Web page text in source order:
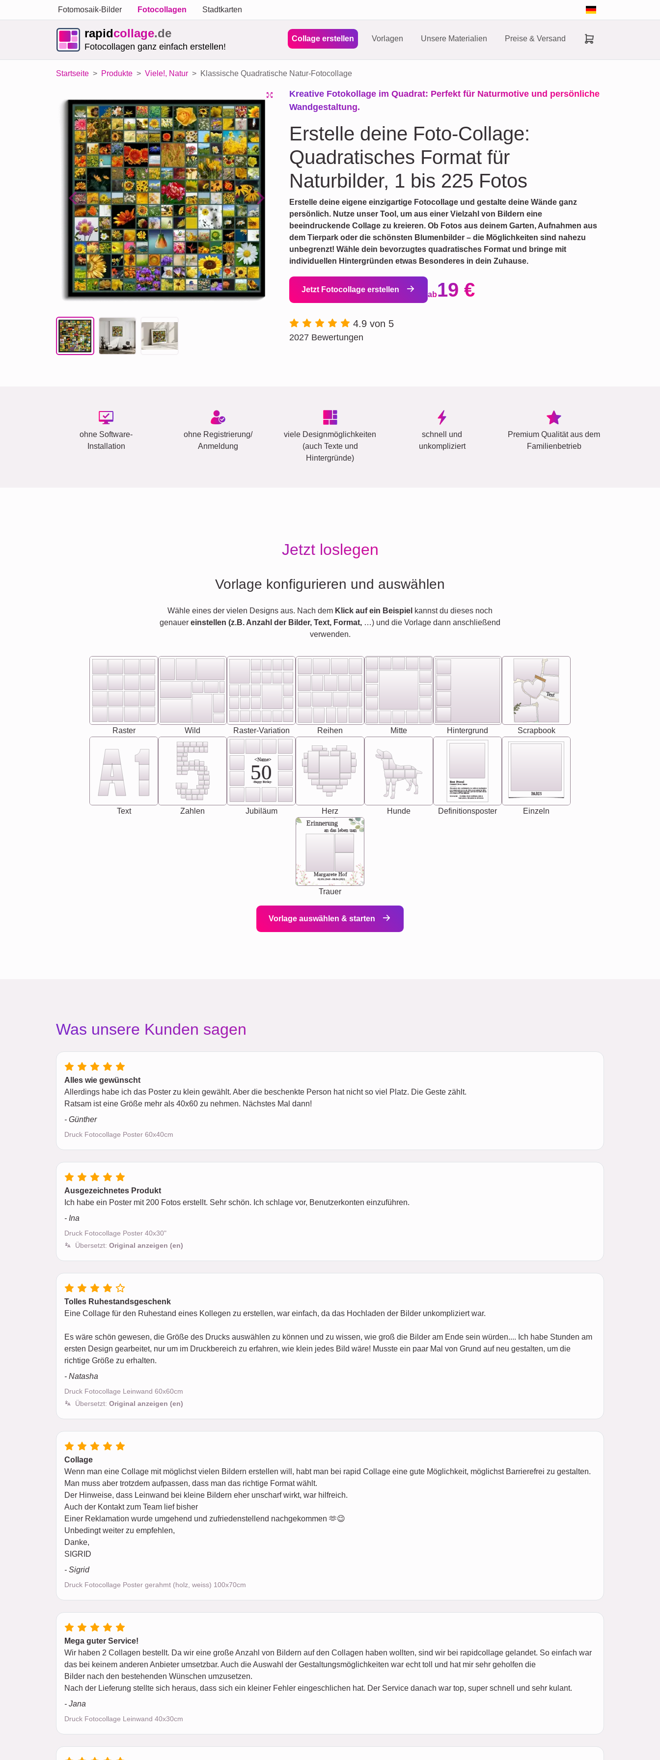
Fotomosaik-Bilder Fotocollagen Stadtkarten
rapidcollage.de
Fotocollagen ganz einfach erstellen!
Collage erstellen Vorlagen Unsere Materialien Preise & Versand
Startseite Produkte Viele!, Natur Klassische Quadratische Natur-Fotocollage
Previous Next
Kreative Fotokollage im Quadrat: Perfekt für Naturmotive und persönliche
Wandgestaltung.
Erstelle deine Foto-Collage:
Quadratisches Format für
Naturbilder, 1 bis 225 Fotos
Erstelle deine eigene einzigartige Fotocollage und gestalte deine Wände ganz
persönlich. Nutze unser Tool, um aus einer Vielzahl von Bildern eine
beeindruckende Collage zu kreieren. Ob Fotos aus deinem Garten, Aufnahmen aus
dem Tierpark oder die schönsten Blumenbilder – die Möglichkeiten sind nahezu
unbegrenzt! Wähle dein bevorzugtes quadratisches Format und bringe mit
individuellen Hintergründen etwas Besonderes in dein Zuhause.
Jetzt Fotocollage erstellen
ab19 €
4.9 von 5
2027 Bewertungen
ohne Software-
Installation
ohne Registrierung/
Anmeldung
viele Designmöglichkeiten
(auch Texte und
Hintergründe)
schnell und
unkompliziert
Premium Qualität aus dem
Familienbetrieb
Jetzt loslegen
Vorlage konfigurieren und auswählen
Wähle eines der vielen Designs aus. Nach dem Klick auf ein Beispiel kannst du dieses noch
genauer einstellen (z.B. Anzahl der Bilder, Text, Format, …) und die Vorlage dann anschließend
verwenden.
Raster Wild Raster-Variation Reihen Mitte Hintergrund
Text
Scrapbook
Text Zahlen
<Name>
50
-Happy Birday-
Jubiläum Herz Hunde
Best Friend
[<NAME>] Noun, feminie
Synonyms: Soulmate, closet confidante, sister at
heart person, life partner in adventure.
The person who understands you without explanation
you accepts just as you are. She's your partner in life's,
chaos your biggest supporter, and the one with whom
you share your best memories.
Definitionsposter
PARIS
Einzeln
Erinnerung
an das leben uan
Margarete Hof
02.05.1940 - 08.04.2021
Trauer
Vorlage auswählen & starten
Was unsere Kunden sagen
Alles wie gewünscht
Allerdings habe ich das Poster zu klein gewählt. Aber die beschenkte Person hat nicht so viel Platz. Die Geste zählt.
Ratsam ist eine Größe mehr als 40x60 zu nehmen. Nächstes Mal dann!
- Günther
Druck Fotocollage Poster 60x40cm
Ausgezeichnetes Produkt
Ich habe ein Poster mit 200 Fotos erstellt. Sehr schön. Ich schlage vor, Benutzerkonten einzuführen.
- Ina
Druck Fotocollage Poster 40x30"
Übersetzt: Original anzeigen (en)
Tolles Ruhestandsgeschenk
Eine Collage für den Ruhestand eines Kollegen zu erstellen, war einfach, da das Hochladen der Bilder unkompliziert war.
Es wäre schön gewesen, die Größe des Drucks auswählen zu können und zu wissen, wie groß die Bilder am Ende sein würden.... Ich habe Stunden am
ersten Design gearbeitet, nur um im Druckbereich zu erfahren, wie klein jedes Bild wäre! Musste ein paar Mal von Grund auf neu gestalten, um die
richtige Größe zu erhalten.
- Natasha
Druck Fotocollage Leinwand 60x60cm
Übersetzt: Original anzeigen (en)
Collage
Wenn man eine Collage mit möglichst vielen Bildern erstellen will, habt man bei rapid Collage eine gute Möglichkeit, möglichst Barrierefrei zu gestalten.
Man muss aber trotzdem aufpassen, dass man das richtige Format wählt.
Der Hinweise, dass Leinwand bei kleine Bildern eher unscharf wirkt, war hilfreich.
Auch der Kontakt zum Team lief bisher
Einer Reklamation wurde umgehend und zufriedenstellend nachgekommen 🫶😉
Unbedingt weiter zu empfehlen,
Danke,
SIGRID
- Sigrid
Druck Fotocollage Poster gerahmt (holz, weiss) 100x70cm
Mega guter Service!
Wir haben 2 Collagen bestellt. Da wir eine große Anzahl von Bildern auf den Collagen haben wollten, sind wir bei rapidcollage gelandet. So einfach war
das bei keinem anderen Anbieter umsetzbar. Auch die Auswahl der Gestaltungsmöglichkeiten war echt toll und hat mir sehr geholfen die
Bilder nach den bestehenden Wünschen umzusetzen.
Nach der Lieferung stellte sich heraus, dass sich ein kleiner Fehler eingeschlichen hat. Der Service danach war top, super schnell und sehr kulant.
- Jana
Druck Fotocollage Leinwand 40x30cm